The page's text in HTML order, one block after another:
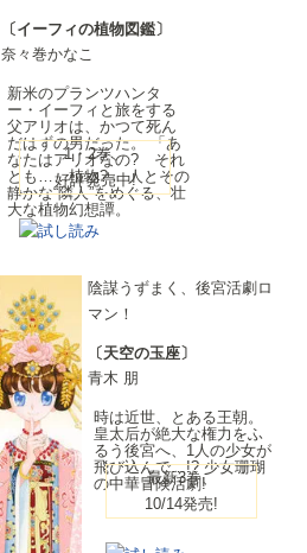
〔イーフィの植物図鑑〕
奈々巻かなこ
新米のプランツハンタ
ー・イーフィと旅をする
父アリオは、かつて死ん
だはずの男だった。 「あ
なたはアリオなの? それ
とも……植物?」 人とその
静かな“隣人”をめぐる、壮
大な植物幻想譚。
1・2巻、
好評発売中!
陰謀うずまく、後宮活劇ロ
マン！
〔天空の玉座〕
青木 朋
時は近世、とある王朝。
皇太后が絶大な権力をふ
るう後宮へ、1人の少女が
飛び込んで…!? 少女珊瑚
の中華冒険活劇!
最新3巻、
10/14発売!